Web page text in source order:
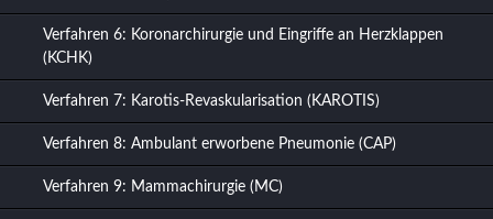
Verfahren 6: Koronarchirurgie und Eingriffe an Herzklappen
(KCHK)
Verfahren 7: Karotis-Revaskularisation (KAROTIS)
Verfahren 8: Ambulant erworbene Pneumonie (CAP)
Verfahren 9: Mammachirurgie (MC)